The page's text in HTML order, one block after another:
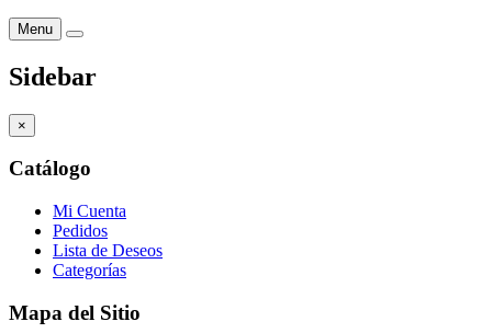
Menu
Sidebar
×
Catálogo
Mi Cuenta
Pedidos
Lista de Deseos
Categorías
Mapa del Sitio